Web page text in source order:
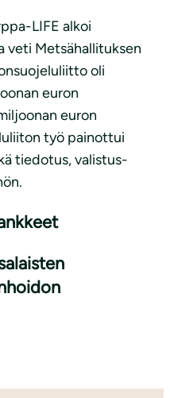
LIFE alkoi
veti Metsähallituksen
oli
euron
euron
työ painottui
tiedotus, valistus-